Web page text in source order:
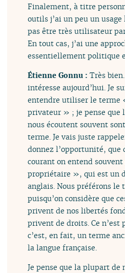
Finalement, à titre
outils j’ai un peu un usage
pas être très utilisateur
En tout cas, j’ai une
essentiellement politique
Étienne Gonnu :Très
intéresse aujourd’hui. Je
entendre utiliser le terme
privateur » ; je pense que
nous écoutent souvent
terme. Je vais juste
donnez l’opportunité, que
courant on entend
propriétaire », qui est un
anglais. Nous préférons
puisqu’on considère que
privent de nos libertés
privent de droits. Ce n’est
c’est, en fait, un terme
la langue française.
Je pense que la plupart de